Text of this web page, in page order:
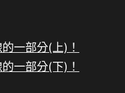
一部分(上)！
一部分(下)！